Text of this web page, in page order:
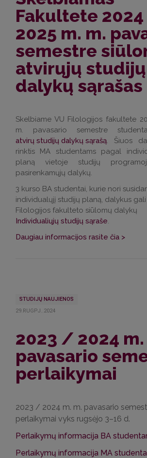
Fakultete
2025 m. m.
semestre
atvirųjų studijų
dalykų sąrašas
Skelbiame VU Filologijos fakultete
m. pavasario semestre
atvirų studijų dalykų sąrašą . Šiuos
rinktis MA studentams pagal
planą vietoje studijų
pasirenkamųjų dalykų.
3 kurso BA studentai, kurie nori
individualųjį studijų planą, dalykus gali
Filologijos fakulteto siūlomų dalykų
Individualiųjų studijų sąraše
Daugiau informacijos rasite čia >
STUDIJŲ NAUJIENOS
29.RUGPJ..2024
2023 / 2024 m.
pavasario
perlaikymai
2023 / 2024 m. m. pavasario
perlaikymai vyks rugsėjo 3–16 d.
Perlaikymų informacija BA
Perlaikymų informacija MA